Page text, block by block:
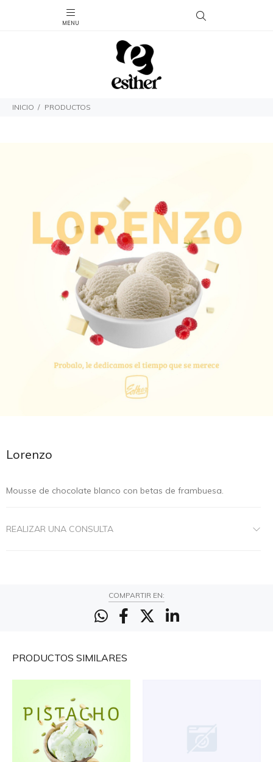
INICIO PRODUCTOS
Lorenzo
Mousse de chocolate blanco con betas de frambuesa.
REALIZAR UNA CONSULTA
COMPARTIR EN:
PRODUCTOS SIMILARES